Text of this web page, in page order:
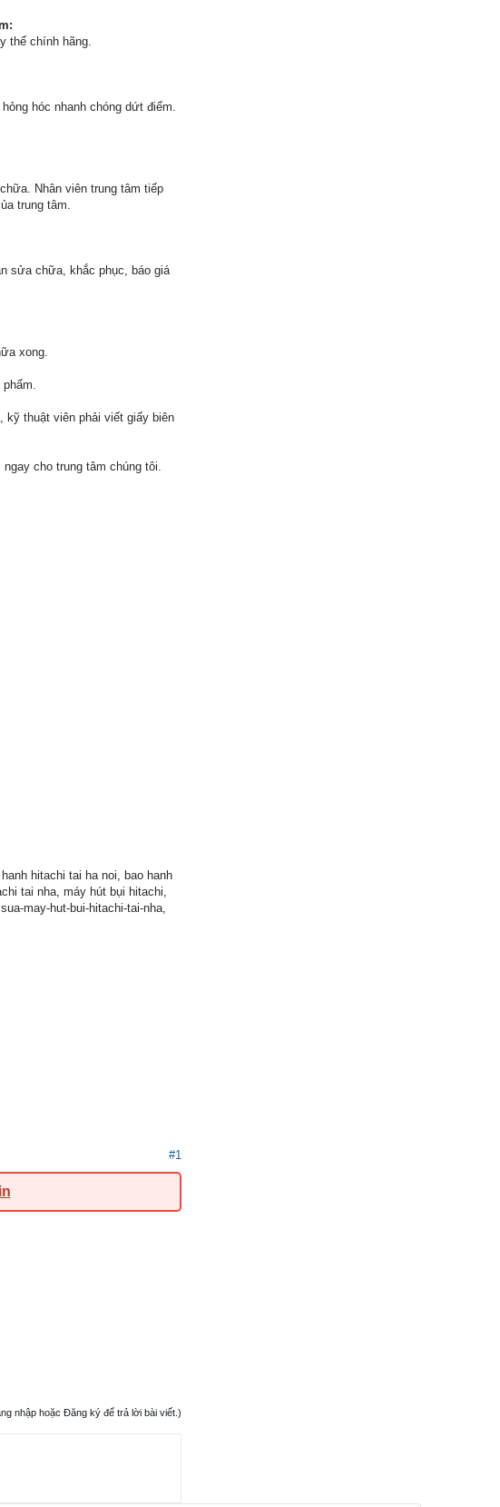
thế chính hãng.
hóc nhanh chóng dứt điểm.
Nhân viên trung tâm tiếp
trung tâm.
sửa chữa, khắc phục, báo giá
xong.
kỹ thuật viên phải viết giấy biên
cho trung tâm chúng tôi.
hitachi tai ha noi, bao hanh
tai nha, máy hút bụi hitachi,
may-hut-bui-hitachi-tai-nha,
#1
nhập hoặc Đăng ký để trả lời bài viết.)